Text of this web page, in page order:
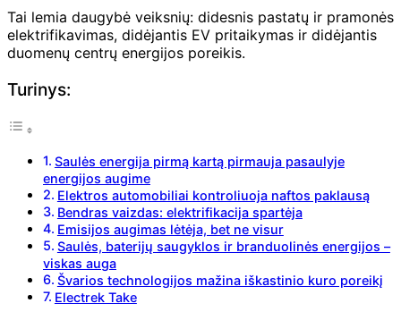
Tai lemia daugybė veiksnių: didesnis pastatų ir pramonės
elektrifikavimas, didėjantis EV pritaikymas ir didėjantis
duomenų centrų energijos poreikis.
Turinys:
Saulės energija pirmą kartą pirmauja pasaulyje
energijos augime
Elektros automobiliai kontroliuoja naftos paklausą
Bendras vaizdas: elektrifikacija spartėja
Emisijos augimas lėtėja, bet ne visur
Saulės, baterijų saugyklos ir branduolinės energijos –
viskas auga
Švarios technologijos mažina iškastinio kuro poreikį
Electrek Take